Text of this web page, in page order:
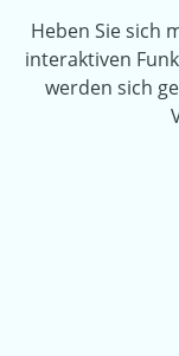
Heben Sie sich
interaktiven
werden sich